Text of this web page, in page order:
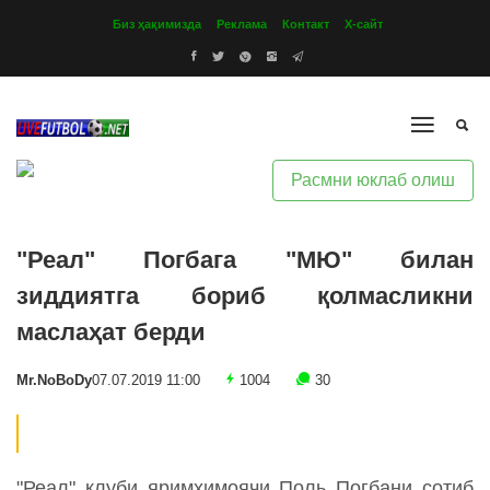
Биз ҳақимизда Реклама Контакт Х-сайт
Расмни юклаб олиш
"Реал" Погбага "МЮ" билан
зиддиятга бориб қолмасликни
маслаҳат берди
Mr.NoBoDy07.07.2019 11:00 1004 30